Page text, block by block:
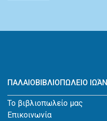
ΠΑΛΑΙΟΒΙΒΛΙΟΠΩΛΕΙΟ
Το βιβλιοπωλείο μας
Επικοινωνία